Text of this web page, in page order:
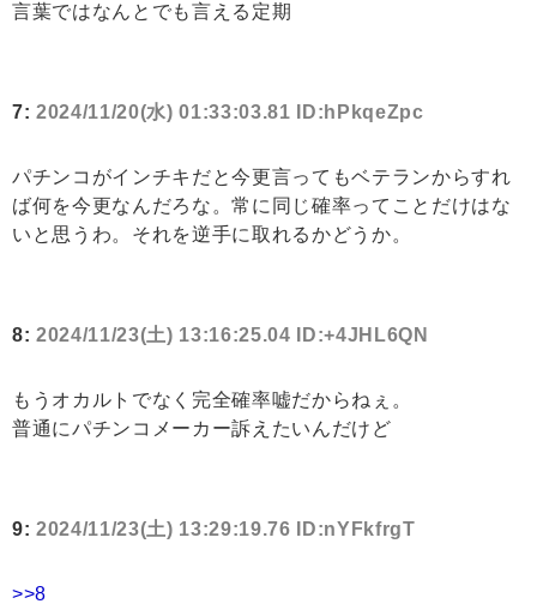
言葉ではなんとでも言える定期
7: 2024/11/20(水) 01:33:03.81 ID:hPkqeZpc
パチンコがインチキだと今更言ってもベテランからすれ
ば何を今更なんだろな。常に同じ確率ってことだけはな
いと思うわ。それを逆手に取れるかどうか。
8: 2024/11/23(土) 13:16:25.04 ID:+4JHL6QN
もうオカルトでなく完全確率嘘だからねぇ。
普通にパチンコメーカー訴えたいんだけど
9: 2024/11/23(土) 13:29:19.76 ID:nYFkfrgT
>>8